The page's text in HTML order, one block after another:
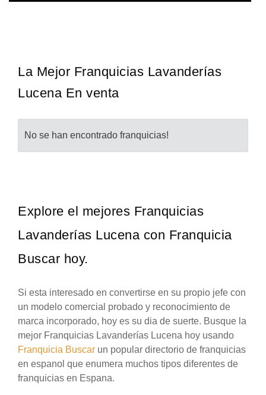
La Mejor Franquicias Lavanderías
Lucena En venta
No se han encontrado franquicias!
Explore el mejores Franquicias
Lavanderías Lucena con Franquicia
Buscar hoy.
Si esta interesado en convertirse en su propio jefe con
un modelo comercial probado y reconocimiento de
marca incorporado, hoy es su dia de suerte. Busque la
mejor Franquicias Lavanderías Lucena hoy usando
Franquicia Buscar un popular directorio de franquicias
en espanol que enumera muchos tipos diferentes de
franquicias en Espana.